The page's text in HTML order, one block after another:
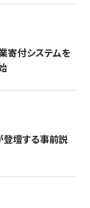
寄付システムを
登壇する事前説